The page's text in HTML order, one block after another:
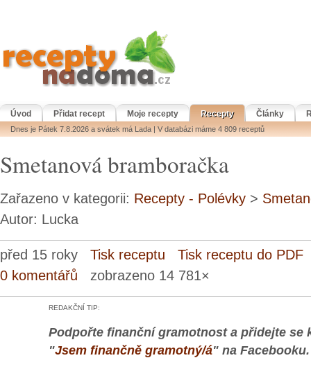
Úvod Přidat recept Moje recepty Recepty Články
Dnes je Pátek 7.8.2026 a svátek má Lada | V databázi máme 4 809 receptů
Smetanová bramboračka
Zařazeno v kategorii: Recepty - Polévky >
Autor: Lucka
před 15 roky Tisk receptu
Tisk receptu do PDF
0 komentářů zobrazeno 14 781×
REDAKČNÍ TIP:
Podpořte finanční gramotnost a přidejte se
"Jsem finančně gramotný/á" na Facebooku.